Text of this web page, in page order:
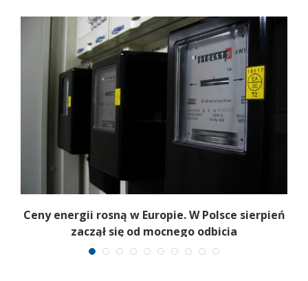
Ceny energii rosną w Europie. W Polsce sierpień
zaczął się od mocnego odbicia